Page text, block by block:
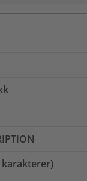
karakterer)